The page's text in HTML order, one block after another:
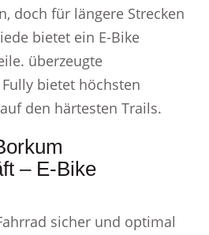
doch für längere Strecken
bietet ein E-Bike
überzeugte
bietet höchsten
den härtesten Trails.
– E-Bike
sicher und optimal